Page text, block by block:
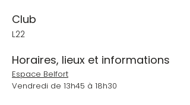
Club
L22
Horaires, lieux et informations
Espace Belfort
Vendredi de 13h45 à 18h30